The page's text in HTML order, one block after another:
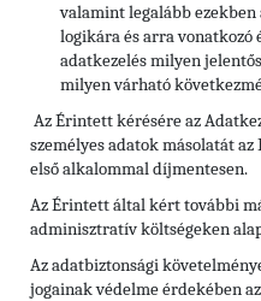
valamint legalább
logikára és arra
adatkezelés milyen
milyen várható
Az Érintett kérésére az
személyes adatok másolatát
első alkalommal díjmentesen.
Az Érintett által kért további
adminisztratív költségeken
Az adatbiztonsági
jogainak védelme érdekében